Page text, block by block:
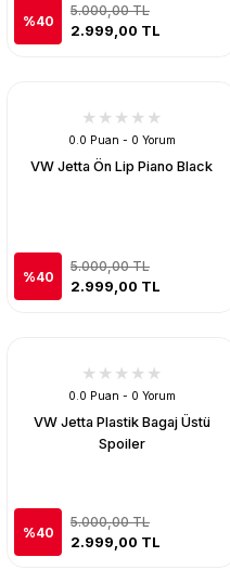
%40
5.000,00 TL
2.999,00 TL
0.0 Puan - 0 Yorum
VW Jetta Ön Lip Piano Black
%40
5.000,00 TL
2.999,00 TL
0.0 Puan - 0 Yorum
VW Jetta Plastik Bagaj Üstü
Spoiler
%40
5.000,00 TL
2.999,00 TL